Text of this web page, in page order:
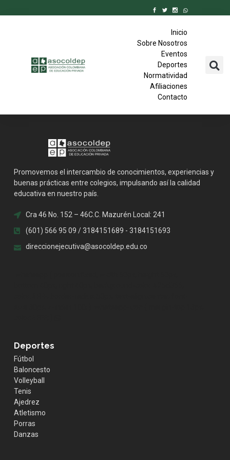
Inicio
Sobre Nosotros
Eventos
Deportes
Normatividad
Afiliaciones
Contacto
Promovemos el intercambio de conocimientos, experiencias y
buenas prácticas entre colegios, impulsando así la calidad
educativa en nuestro país.
Cra 46 No. 152 – 46C.C. Mazurén Local: 241
(601) 566 95 09 / 3184151689 - 3184151693
direccionejecutiva@asocoldep.edu.co
Deportes
Fútbol
Baloncesto
Volleyball
Tenis
Ajedrez
Atletismo
Porras
Danzas